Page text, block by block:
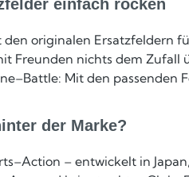
einfach rocken
den originalen
Freunden nichts dem
Mit den passenden
der Marke?
– entwickelt in